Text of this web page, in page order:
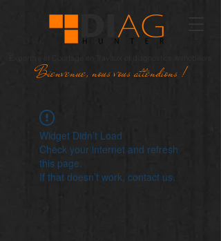
Bienvenue, nous vous attendions !
Widget Didn’t Load
Check your internet and refresh
this page.
If that doesn’t work, contact us.